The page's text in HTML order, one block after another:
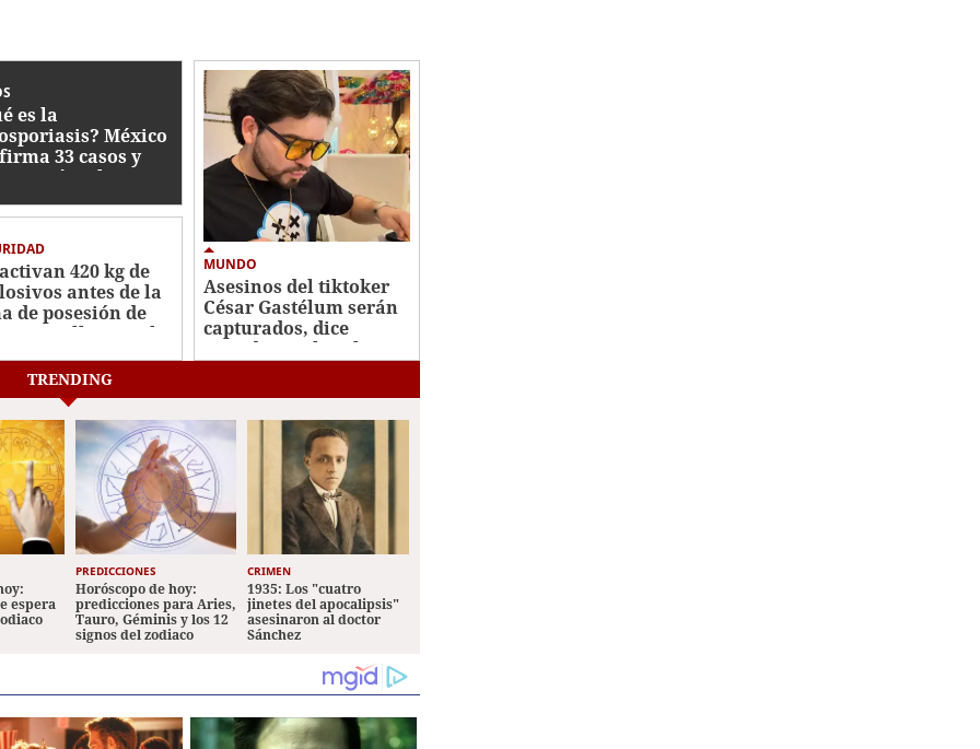
es la
México
33 casos y
vínculo con
420 kg de
antes de la
de posesión de
la Espriella en Cali
MUNDO
Asesinos del tiktoker
César Gastélum serán
capturados, dice
presidenta Sheinbaum
TRENDING
espera
PREDICCIONES
Horóscopo de hoy:
predicciones para Aries,
Tauro, Géminis y los 12
signos del zodiaco
CRIMEN
1935: Los "cuatro
jinetes del apocalipsis"
asesinaron al doctor
Sánchez